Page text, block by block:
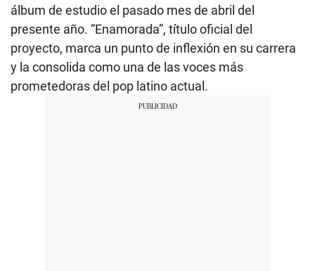
álbum de estudio el pasado mes de abril del
presente año. “Enamorada”, título oficial del
proyecto, marca un punto de inflexión en su carrera
y la consolida como una de las voces más
prometedoras del pop latino actual.